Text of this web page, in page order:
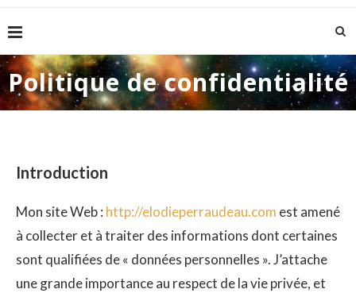
Politique de confidentialité
Introduction
Mon site Web : http://elodieperraudeau.com est amené
à collecter et à traiter des informations dont certaines
sont qualifiées de « données personnelles ». J’attache
une grande importance au respect de la vie privée, et